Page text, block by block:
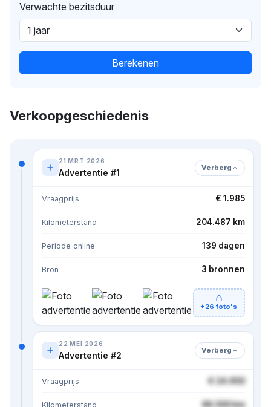
Verwachte bezitsduur
Berekenen
Verkoopgeschiedenis
21 MRT 2026
Advertentie #1 Verberg
Vraagprijs € 1.985
Kilometerstand 204.487 km
Periode online 139 dagen
Bron 3 bronnen
+26 foto's
22 MEI 2026
Advertentie #2 Verberg
Vraagprijs € 24.950
Kilometerstand 86.500 km